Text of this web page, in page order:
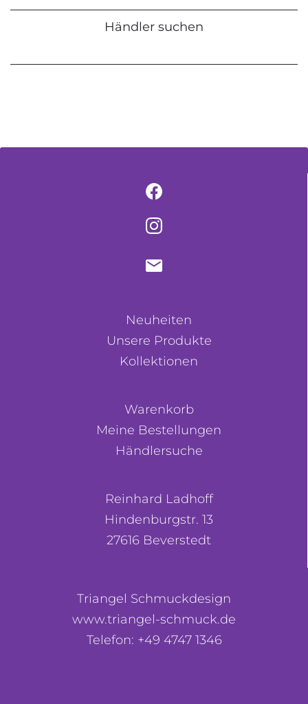
Händler suchen
Neuheiten
Unsere Produkte
Kollektionen
Warenkorb
Meine Bestellungen
Händlersuche
Reinhard Ladhoff
Hindenburgstr. 13
27616 Beverstedt
Triangel Schmuckdesign
www.triangel-schmuck.de
Telefon: +49 4747 1346